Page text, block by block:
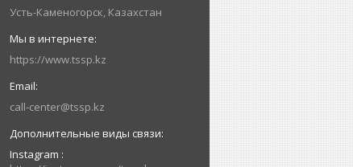
Усть-Каменогорск, Казахстан
https://www.tssp.kz
call-center@tssp.kz
Instagram